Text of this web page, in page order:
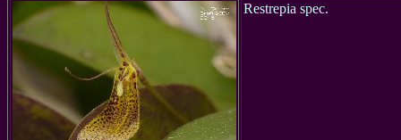
Restrepia spec.